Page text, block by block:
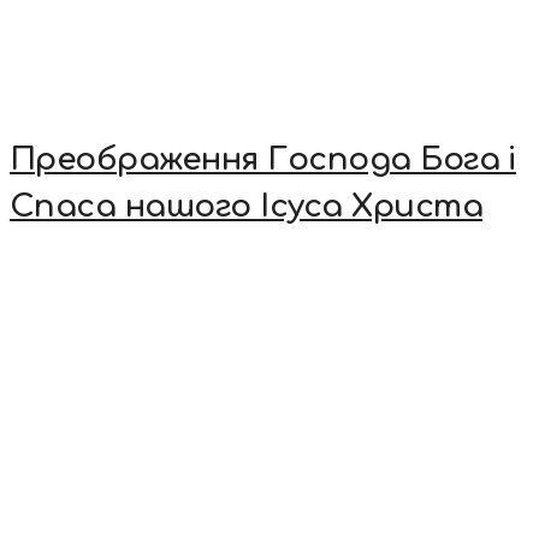
Преображення Господа Бога і
Спаса нашого Ісуса Христа